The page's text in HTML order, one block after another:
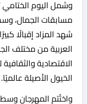
وشمل اليوم الختامي
مسابقات الجمال، وسط
شهد المزاد إقبالًا
العربية من مختلف
الاقتصادية
الخيول الأصيلة عالميًا.
واختُتم المهرجان